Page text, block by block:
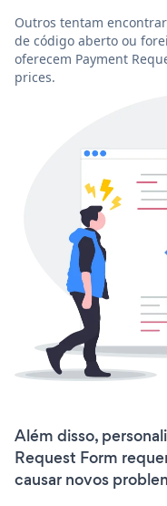
Outros tentam
de código aberto ou
oferecem Payment
prices.
Além disso,
Request Form
causar novos